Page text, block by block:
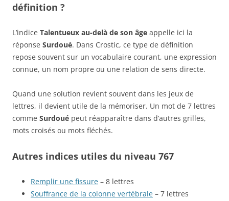
définition ?
L’indice Talentueux au-delà de son âge appelle ici la
réponse Surdoué. Dans Crostic, ce type de définition
repose souvent sur un vocabulaire courant, une expression
connue, un nom propre ou une relation de sens directe.
Quand une solution revient souvent dans les jeux de
lettres, il devient utile de la mémoriser. Un mot de 7 lettres
comme Surdoué peut réapparaître dans d’autres grilles,
mots croisés ou mots fléchés.
Autres indices utiles du niveau 767
Remplir une fissure – 8 lettres
Souffrance de la colonne vertébrale – 7 lettres